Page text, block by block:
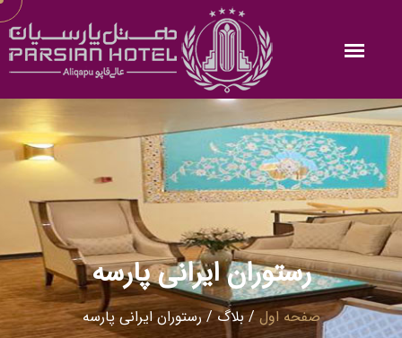
رستوران ایرانی پارسه
صفحه اول / بلاگ / رستوران ایرانی پارسه